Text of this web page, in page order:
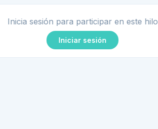
Inicia sesión para participar en este hilo
Iniciar sesión